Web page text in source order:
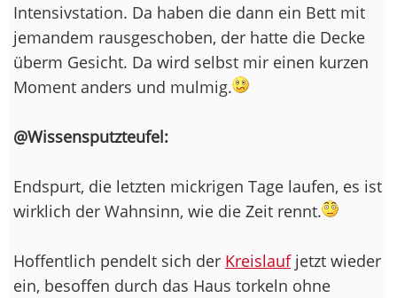
Intensivstation. Da haben die dann ein Bett mit
jemandem rausgeschoben, der hatte die Decke
überm Gesicht. Da wird selbst mir einen kurzen
Moment anders und mulmig.
@Wissensputzteufel:
Endspurt, die letzten mickrigen Tage laufen, es ist
wirklich der Wahnsinn, wie die Zeit rennt.
Hoffentlich pendelt sich der Kreislaufjetzt wieder
ein, besoffen durch das Haus torkeln ohne